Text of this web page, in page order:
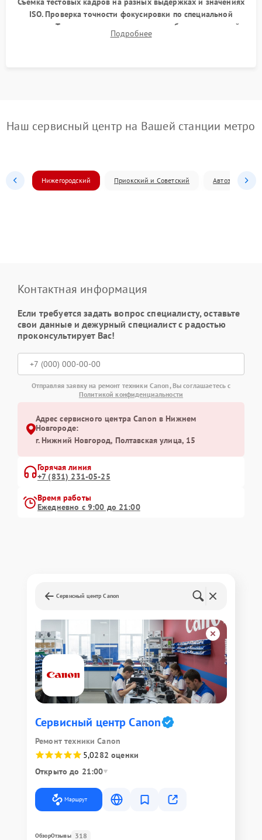
ISO. Проверка точности фокусировки по специальной
мишени. Тест записи на карту памяти, работы встроенной
вспышки, микрофона и всех кнопок управления.
Подробнее
Наш сервисный центр на Вашей станции метро
Нижегородский Приокский и Советский Автозаводский
Контактная информация
Если требуется задать вопрос специалисту, оставьте
свои данные и дежурный специалист с радостью
проконсультирует Вас!
Отправляя заявку на ремонт техники Canon, Вы соглашаетесь с
Политикой конфиденциальности
Адрес сервисного центра Canon в Нижнем
Новгороде:
г. Нижний Новгород, Полтавская улица, 15
Горячая линия
+7 (831) 231-05-25
Время работы
Ежедневно с 9:00 до 21:00
Сервисный центр Canon
Сервисный центр Canon
Ремонт техники Canon
5,0282 оценки
Открыто до 21:00
Маршрут
ОбзорОтзывы 318